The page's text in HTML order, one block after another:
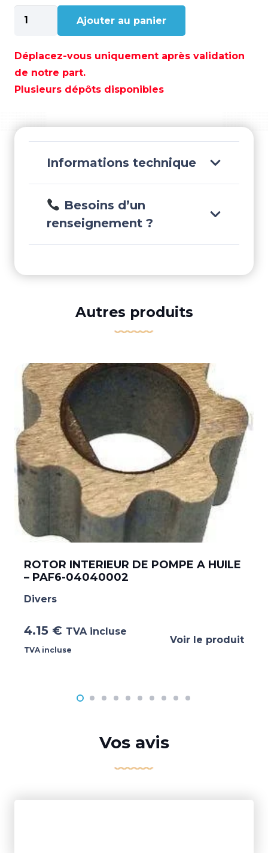
quantité
de
DE
COUVERCLE
-
Ajouter au panier
Déplacez-vous uniquement après validation
de notre part.
Plusieurs dépôts disponibles
Informations technique
Besoins d’un
renseignement ?
Autres produits
ROTOR INTERIEUR DE POMPE A HUILE
– PAF6-04040002
Divers
4.15 € TVA incluse
TVA incluse
Voir le produit
Vos avis